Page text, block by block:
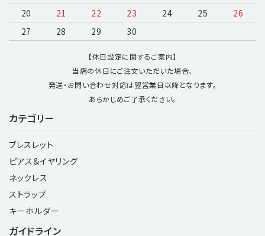
カテゴリー
ブレスレット
ピアス&イヤリング
ネックレス
ストラップ
キーホルダー
ガイドライン
20
21 22 23 24 25
26
27
28 29 30
【休日設定に関するご案内】
当店の休日にご注文いただいた場合、
発送・お問い合わせ対応は翌営業日以降となります。
あらかじめご了承ください。